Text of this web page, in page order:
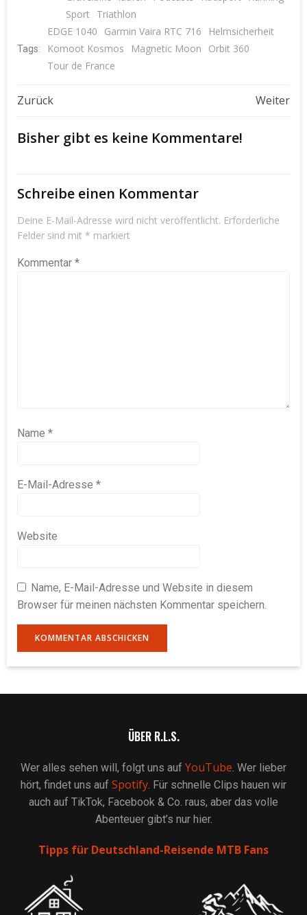
Sport
Triathlon
Tags:
EDGE 1040 Garmin Vaira RTC 716
Helmsicherheit
Komoot Kosmos
Magnetic Moon
Orbit 360
Tour de France
Beitragsnavigation
Zurück Weiter
Bisher gibt es keine Kommentare!
Schreibe einen Kommentar
Deine E-Mail-Adresse wird nicht veröffentlicht. Erforderliche
Felder sind mit * markiert
Kommentar *
Name *
E-Mail-Adresse *
Website
Name, E-Mail-Adresse und Website in diesem
Browser für meinen nächsten Kommentar speichern.
ÜBER R.L.S.
Wer alles sehen will, folgt uns auf YouTube. Wer lieber
hört, findet uns auf Spotify. Für schnelle Clips hauen wir
auch auf TikTok, Facebook & Co. raus, aber das volle
Abenteuer gibt’s nur hier.
Tipps für Deutschland-Reisende MTB Fans